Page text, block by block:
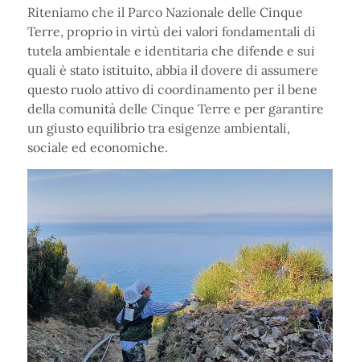
Riteniamo che il Parco Nazionale delle Cinque
Terre, proprio in virtù dei valori fondamentali di
tutela ambientale e identitaria che difende e sui
quali è stato istituito, abbia il dovere di assumere
questo ruolo attivo di coordinamento per il bene
della comunità delle Cinque Terre e per garantire
un giusto equilibrio tra esigenze ambientali,
sociale ed economiche.